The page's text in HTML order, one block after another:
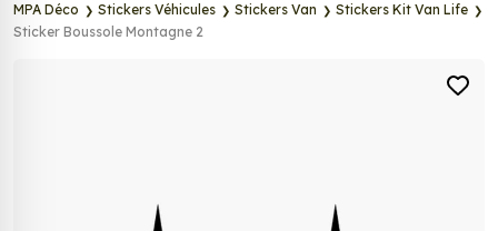
MPA Déco Stickers Véhicules Stickers Van
Stickers Kit Van Life
Sticker Boussole Montagne 2